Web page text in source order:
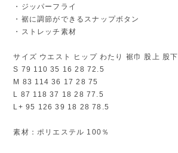
・ジッパーフライ
・裾に調節ができるスナップボタン
・ストレッチ素材
サイズ ウエスト ヒップ わたり 裾巾 股上 股下
S 79 110 35 16 28 72.5
M 83 114 36 17 28 75
L 87 118 37 18 28 77.5
L+ 95 126 39 18 28 78.5
素材：ポリエステル 100％